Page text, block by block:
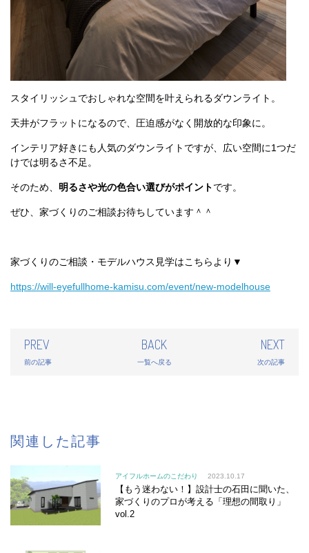
スタイリッシュでおしゃれな空間を叶えられるダウンライト。
天井がフラットになるので、圧迫感がなく開放的な印象に。
インテリア好きにも人気のダウンライトですが、広い空間に1つだ
けでは明るさ不足。
そのため、 明るさや光の色合い選びがポイントです。
ぜひ、家づくりのご相談お待ちしています＾＾
家づくりのご相談・モデルハウス見学はこちらより▼
https://will-eyefullhome-kamisu.com/event/new-modelhouse
PREV
前の記事
BACK
一覧へ戻る
NEXT
次の記事
関連した記事
アイフルホームのこだわり 2023.10.17
【もう迷わない！】設計士の石田に聞いた、
家づくりのプロが考える「理想の間取り」
vol.2